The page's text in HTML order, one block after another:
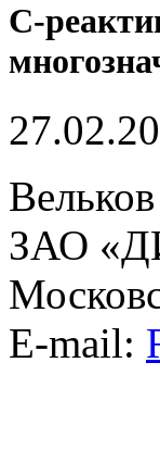
С-
ЗАО
E-mail: